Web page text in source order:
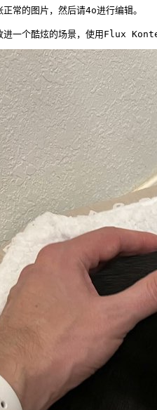
常的图片，然后请4o进行编辑。
进一个酷炫的场景，使用Flux